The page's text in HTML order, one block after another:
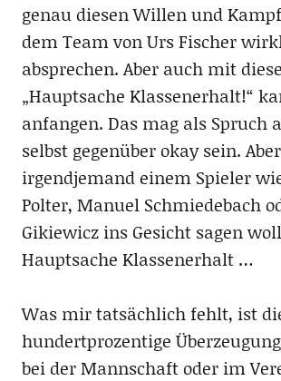
genau diesen Willen und
dem Team von Urs Fischer
absprechen. Aber auch mit
„Hauptsache Klassenerhalt!“
anfangen. Das mag als Spruch
selbst gegenüber okay sein.
irgendjemand einem Spieler
Polter, Manuel Schmiedebach
Gikiewicz ins Gesicht sagen
Hauptsache Klassenerhalt …
Was mir tatsächlich fehlt, ist
hundertprozentige
bei der Mannschaft oder im